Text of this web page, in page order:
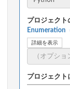
プロジェクト
Enumeration
詳細を表示
プロジェクト